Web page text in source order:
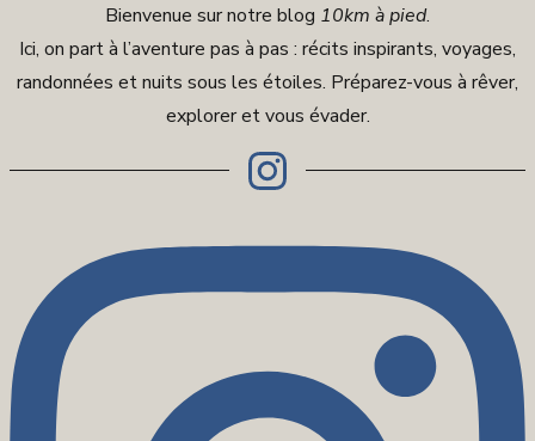
Bienvenue sur notre blog 10km à pied.
Ici, on part à l’aventure pas à pas : récits inspirants, voyages,
randonnées et nuits sous les étoiles. Préparez-vous à rêver,
explorer et vous évader.